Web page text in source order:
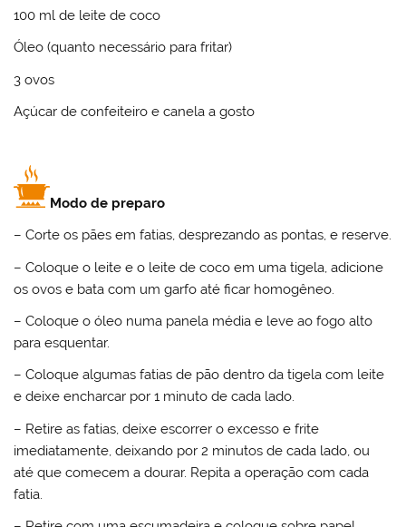
100 ml de leite de coco
Óleo (quanto necessário para fritar)
3 ovos
Açúcar de confeiteiro e canela a gosto
Modo de preparo
– Corte os pães em fatias, desprezando as pontas, e reserve.
– Coloque o leite e o leite de coco em uma tigela, adicione
os ovos e bata com um garfo até ficar homogêneo.
– Coloque o óleo numa panela média e leve ao fogo alto
para esquentar.
– Coloque algumas fatias de pão dentro da tigela com leite
e deixe encharcar por 1 minuto de cada lado.
– Retire as fatias, deixe escorrer o excesso e frite
imediatamente, deixando por 2 minutos de cada lado, ou
até que comecem a dourar. Repita a operação com cada
fatia.